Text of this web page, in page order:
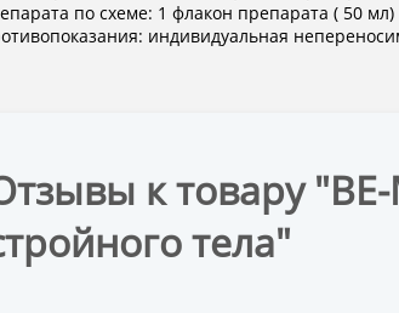
по схеме: 1 флакон препарата ( 50
индивидуальная
к товару "BE-
тела"